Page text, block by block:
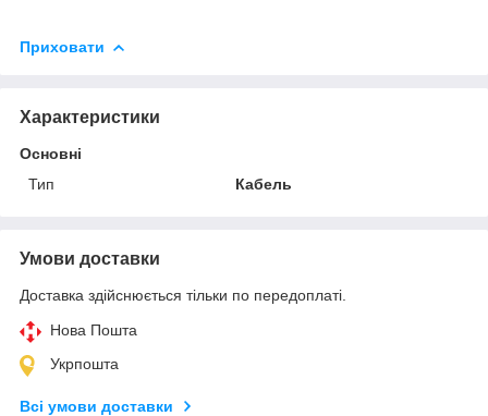
Приховати
Характеристики
Основні
Тип
Кабель
Умови доставки
Доставка здійснюється тільки по передоплаті.
Нова Пошта
Укрпошта
Всі умови доставки